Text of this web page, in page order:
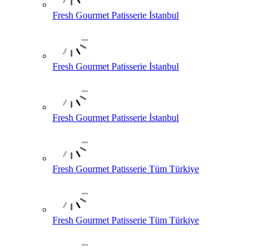
Fresh Gourmet Patisserie İstanbul
Fresh Gourmet Patisserie İstanbul
Fresh Gourmet Patisserie İstanbul
Fresh Gourmet Patisserie Tüm Türkiye
Fresh Gourmet Patisserie Tüm Türkiye